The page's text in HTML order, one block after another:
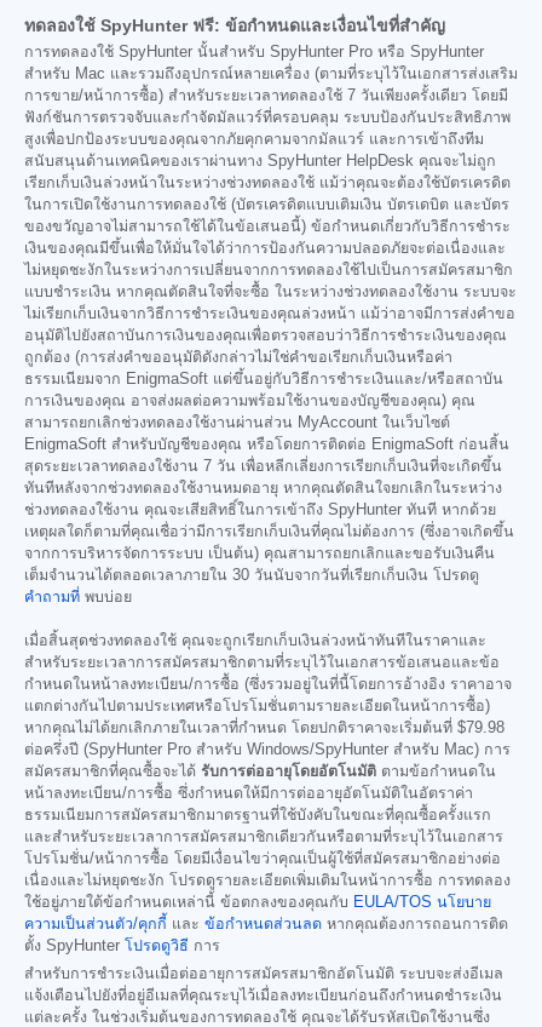
ทดลองใช้ SpyHunter ฟรี: ข้อกำหนดและเงื่อนไขที่สำคัญ
การทดลองใช้ SpyHunter นั้นสำหรับ SpyHunter Pro หรือ SpyHunter
สำหรับ Mac และรวมถึงอุปกรณ์หลายเครื่อง (ตามที่ระบุไว้ในเอกสารส่งเสริม
การขาย/หน้าการซื้อ) สำหรับระยะเวลาทดลองใช้ 7 วันเพียงครั้งเดียว โดยมี
ฟังก์ชันการตรวจจับและกำจัดมัลแวร์ที่ครอบคลุม ระบบป้องกันประสิทธิภาพ
สูงเพื่อปกป้องระบบของคุณจากภัยคุกคามจากมัลแวร์ และการเข้าถึงทีม
สนับสนุนด้านเทคนิคของเราผ่านทาง SpyHunter HelpDesk คุณจะไม่ถูก
เรียกเก็บเงินล่วงหน้าในระหว่างช่วงทดลองใช้ แม้ว่าคุณจะต้องใช้บัตรเครดิต
ในการเปิดใช้งานการทดลองใช้ (บัตรเครดิตแบบเติมเงิน บัตรเดบิต และบัตร
ของขวัญอาจไม่สามารถใช้ได้ในข้อเสนอนี้) ข้อกำหนดเกี่ยวกับวิธีการชำระ
เงินของคุณมีขึ้นเพื่อให้มั่นใจได้ว่าการป้องกันความปลอดภัยจะต่อเนื่องและ
ไม่หยุดชะงักในระหว่างการเปลี่ยนจากการทดลองใช้ไปเป็นการสมัครสมาชิก
แบบชำระเงิน หากคุณตัดสินใจที่จะซื้อ ในระหว่างช่วงทดลองใช้งาน ระบบจะ
ไม่เรียกเก็บเงินจากวิธีการชำระเงินของคุณล่วงหน้า แม้ว่าอาจมีการส่งคำขอ
อนุมัติไปยังสถาบันการเงินของคุณเพื่อตรวจสอบว่าวิธีการชำระเงินของคุณ
ถูกต้อง (การส่งคำขออนุมัติดังกล่าวไม่ใช่คำขอเรียกเก็บเงินหรือค่า
ธรรมเนียมจาก EnigmaSoft แต่ขึ้นอยู่กับวิธีการชำระเงินและ/หรือสถาบัน
การเงินของคุณ อาจส่งผลต่อความพร้อมใช้งานของบัญชีของคุณ) คุณ
สามารถยกเลิกช่วงทดลองใช้งานผ่านส่วน MyAccount ในเว็บไซต์
EnigmaSoft สำหรับบัญชีของคุณ หรือโดยการติดต่อ EnigmaSoft ก่อนสิ้น
สุดระยะเวลาทดลองใช้งาน 7 วัน เพื่อหลีกเลี่ยงการเรียกเก็บเงินที่จะเกิดขึ้น
ทันทีหลังจากช่วงทดลองใช้งานหมดอายุ หากคุณตัดสินใจยกเลิกในระหว่าง
ช่วงทดลองใช้งาน คุณจะเสียสิทธิ์ในการเข้าถึง SpyHunter ทันที หากด้วย
เหตุผลใดก็ตามที่คุณเชื่อว่ามีการเรียกเก็บเงินที่คุณไม่ต้องการ (ซึ่งอาจเกิดขึ้น
จากการบริหารจัดการระบบ เป็นต้น) คุณสามารถยกเลิกและขอรับเงินคืน
เต็มจำนวนได้ตลอดเวลาภายใน 30 วันนับจากวันที่เรียกเก็บเงิน โปรดดู
คำถามที่ พบบ่อย
เมื่อสิ้นสุดช่วงทดลองใช้ คุณจะถูกเรียกเก็บเงินล่วงหน้าทันทีในราคาและ
สำหรับระยะเวลาการสมัครสมาชิกตามที่ระบุไว้ในเอกสารข้อเสนอและข้อ
กำหนดในหน้าลงทะเบียน/การซื้อ (ซึ่งรวมอยู่ในที่นี้โดยการอ้างอิง ราคาอาจ
แตกต่างกันไปตามประเทศหรือโปรโมชั่นตามรายละเอียดในหน้าการซื้อ)
หากคุณไม่ได้ยกเลิกภายในเวลาที่กำหนด โดยปกติราคาจะเริ่มต้นที่ $79.98
ต่อครึ่งปี (SpyHunter Pro สำหรับ Windows/SpyHunter สำหรับ Mac) การ
สมัครสมาชิกที่คุณซื้อจะได้ รับการต่ออายุโดยอัตโนมัติ ตามข้อกำหนดใน
หน้าลงทะเบียน/การซื้อ ซึ่งกำหนดให้มีการต่ออายุอัตโนมัติในอัตราค่า
ธรรมเนียมการสมัครสมาชิกมาตรฐานที่ใช้บังคับในขณะที่คุณซื้อครั้งแรก
และสำหรับระยะเวลาการสมัครสมาชิกเดียวกันหรือตามที่ระบุไว้ในเอกสาร
โปรโมชั่น/หน้าการซื้อ โดยมีเงื่อนไขว่าคุณเป็นผู้ใช้ที่สมัครสมาชิกอย่างต่อ
เนื่องและไม่หยุดชะงัก โปรดดูรายละเอียดเพิ่มเติมในหน้าการซื้อ การทดลอง
ใช้อยู่ภายใต้ข้อกำหนดเหล่านี้ ข้อตกลงของคุณกับ EULA/TOS นโยบาย
ความเป็นส่วนตัว/คุกกี้ และ ข้อกำหนดส่วนลด หากคุณต้องการถอนการติด
ตั้ง SpyHunter โปรดดูวิธี การ
สำหรับการชำระเงินเมื่อต่ออายุการสมัครสมาชิกอัตโนมัติ ระบบจะส่งอีเมล
แจ้งเตือนไปยังที่อยู่อีเมลที่คุณระบุไว้เมื่อลงทะเบียนก่อนถึงกำหนดชำระเงิน
แต่ละครั้ง ในช่วงเริ่มต้นของการทดลองใช้ คุณจะได้รับรหัสเปิดใช้งานซึ่ง